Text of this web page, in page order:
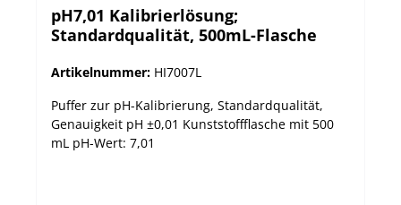
pH7,01 Kalibrierlösung;
Standardqualität, 500mL-Flasche
Artikelnummer: HI7007L
Puffer zur pH-Kalibrierung, Standardqualität,
Genauigkeit pH ±0,01 Kunststoffflasche mit 500
mL pH-Wert: 7,01